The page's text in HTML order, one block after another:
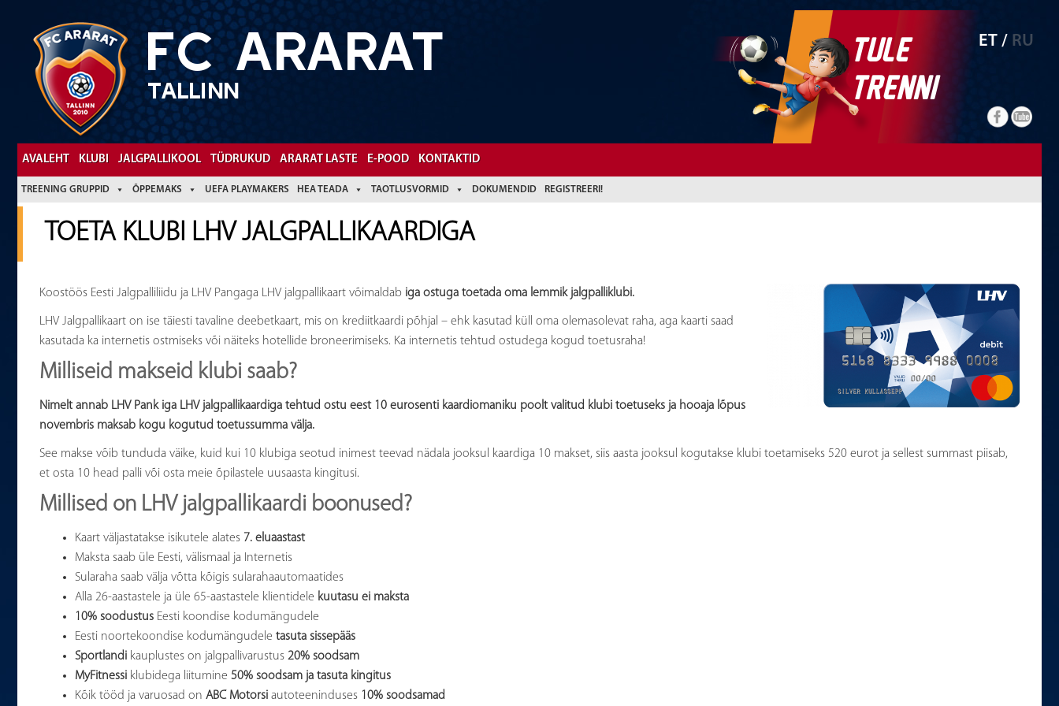
FC ARARAT
TALLINN
ET / RU
TULE
TRENNI
AVALEHT KLUBI JALGPALLIKOOL TÜDRUKUD ARARAT LASTE E-POOD KONTAKTID
TREENING GRUPPID ÕPPEMAKS UEFA PLAYMAKERS HEA TEADA TAOTLUSVORMID DOKUMENDID REGISTREERI!
TOETA KLUBI LHV JALGPALLIKAARDIGA
Koostöös Eesti Jalgpalliliidu ja LHV Pangaga LHV jalgpallikaart võimaldab iga ostuga toetada oma lemmik jalgpalliklubi.
LHV Jalgpallikaart on ise täiesti tavaline deebetkaart, mis on krediitkaardi põhjal – ehk kasutad küll oma olemasolevat raha, aga kaarti saad
kasutada ka internetis ostmiseks või näiteks hotellide broneerimiseks. Ka internetis tehtud ostudega kogud toetusraha!
Milliseid makseid klubi saab?
Nimelt annab LHV Pank iga LHV jalgpallikaardiga tehtud ostu eest 10 eurosenti kaardiomaniku poolt valitud klubi toetuseks ja hooaja lõpus
novembris maksab kogu kogutud toetussumma välja.
See makse võib tunduda väike, kuid kui 10 klubiga seotud inimest teevad nädala jooksul kaardiga 10 makset, siis aasta jooksul kogutakse klubi toetamiseks 520 eurot ja sellest summast piisab,
et osta 10 head palli või osta meie õpilastele uusaasta kingitusi.
Millised on LHV jalgpallikaardi boonused?
Kaart väljastatakse isikutele alates 7. eluaastast
Maksta saab üle Eesti, välismaal ja Internetis
Sularaha saab välja võtta kõigis sularahaautomaatides
Alla 26-aastastele ja üle 65-aastastele klientidele kuutasu ei maksta
10% soodustus Eesti koondise kodumängudele
Eesti noortekoondise kodumängudele tasuta sissepääs
Sportlandi kauplustes on jalgpallivarustus 20% soodsam
MyFitnessi klubidega liitumine 50% soodsam ja tasuta kingitus
Kõik tööd ja varuosad on ABC Motorsi autoteeninduses 10% soodsamad